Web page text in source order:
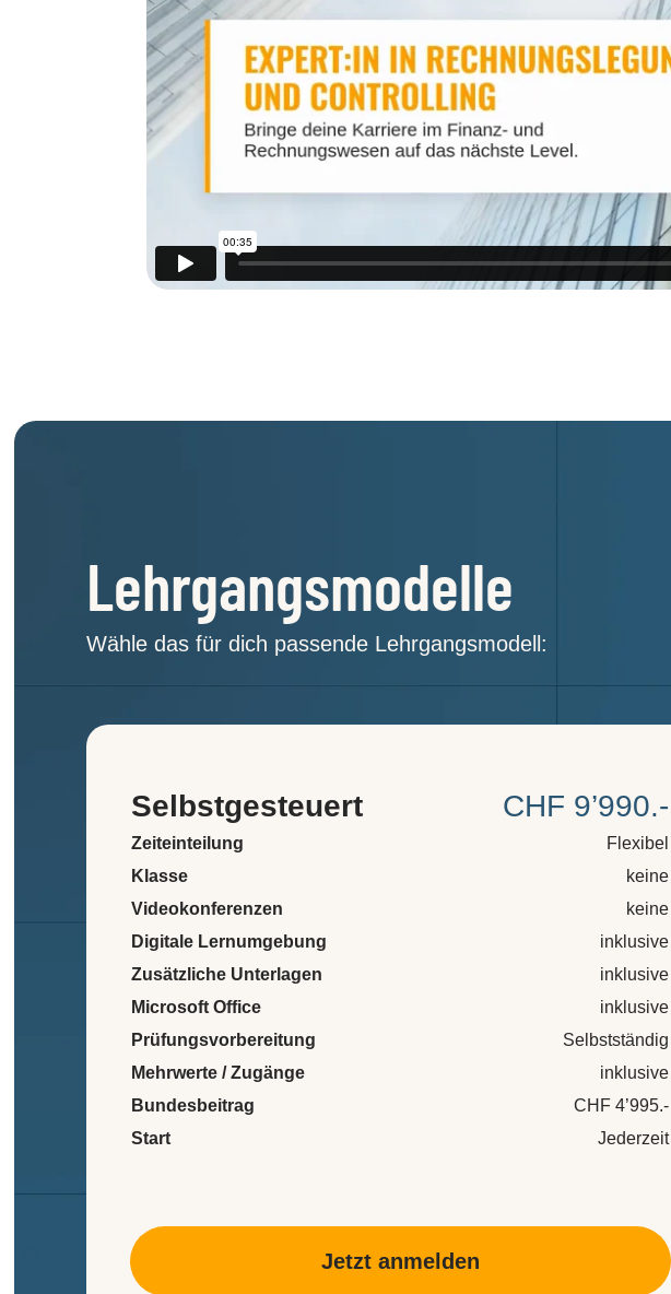
Lehrgangsmodelle
Wähle das für dich passende Lehrgangsmodell:
Selbst­gesteuert CHF 9’990.-
Zeiteinteilung
Flexibel
Klasse
keine
Videokonferenzen
keine
Digitale Lernumgebung
inklusive
Zusätzliche Unterlagen
inklusive
Microsoft Office
inklusive
Prüfungsvorbereitung
Selbstständig
Mehrwerte / Zugänge
inklusive
Bundesbeitrag
CHF 4’995.-
Start
Jederzeit
Jetzt anmelden